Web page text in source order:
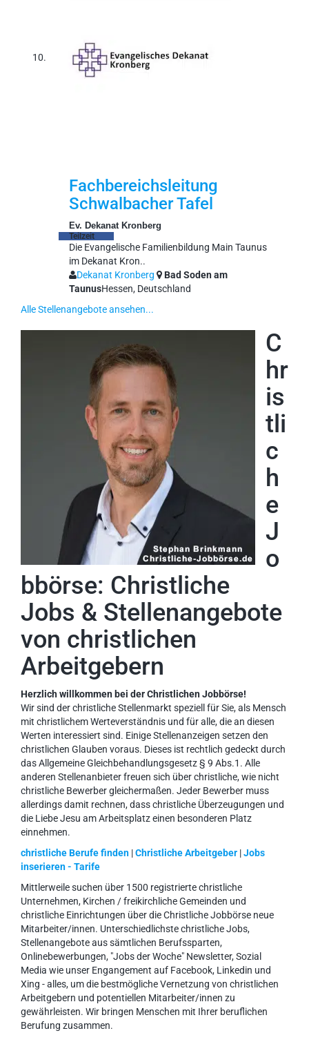
Fachbereichsleitung
Schwalbacher Tafel
Ev. Dekanat Kronberg
Teilzeit
Die Evangelische Familienbildung Main Taunus
im Dekanat Kron..
Dekanat Kronberg
Bad Soden am
TaunusHessen, Deutschland
Alle Stellenangebote ansehen...
C
hr
is
tli
c
h
e
J
o
bbörse: Christliche
Jobs & Stellenangebote
von christlichen
Arbeitgebern
Herzlich willkommen bei der Christlichen Jobbörse!
Wir sind der christliche Stellenmarkt speziell für Sie, als Mensch
mit christlichem Werteverständnis und für alle, die an diesen
Werten interessiert sind. Einige Stellenanzeigen setzen den
christlichen Glauben voraus. Dieses ist rechtlich gedeckt durch
das Allgemeine Gleichbehandlungsgesetz § 9 Abs.1. Alle
anderen Stellenanbieter freuen sich über christliche, wie nicht
christliche Bewerber gleichermaßen. Jeder Bewerber muss
allerdings damit rechnen, dass christliche Überzeugungen und
die Liebe Jesu am Arbeitsplatz einen besonderen Platz
einnehmen.
christliche Berufe finden |Christliche Arbeitgeber |Jobs
inserieren - Tarife
Mittlerweile suchen über 1500 registrierte christliche
Unternehmen, Kirchen / freikirchliche Gemeinden und
christliche Einrichtungen über die Christliche Jobbörse neue
Mitarbeiter/innen. Unterschiedlichste christliche Jobs,
Stellenangebote aus sämtlichen Berufssparten,
Onlinebewerbungen, "Jobs der Woche" Newsletter, Sozial
Media wie unser Engangement auf Facebook, Linkedin und
Xing - alles, um die bestmögliche Vernetzung von christlichen
Arbeitgebern und potentiellen Mitarbeiter/innen zu
gewährleisten. Wir bringen Menschen mit Ihrer beruflichen
Berufung zusammen.